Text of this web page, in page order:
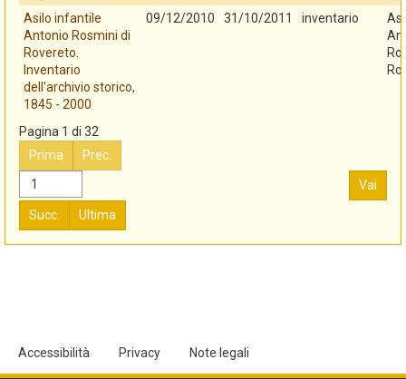
Asilo infantile
Antonio Rosmini di
Rovereto.
Inventario
dell'archivio storico,
1845 - 2000
09/12/2010 31/10/2011 inventario
Pagina 1 di 32
Prima
Prec.
Vai
Succ. Ultima
Accessibilità Privacy Note legali